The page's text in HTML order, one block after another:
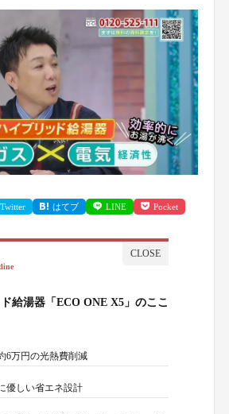
Twitter はてブ LINE Pocket
給湯器「ECO ONE X5」のここ
6万円の光熱費削減
優しい省エネ設計